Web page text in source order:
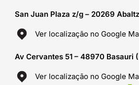
San Juan Plaza z/g – 20269
Ver localização no Google
Av Cervantes 51 – 48970 Basauri
Ver localização no Google